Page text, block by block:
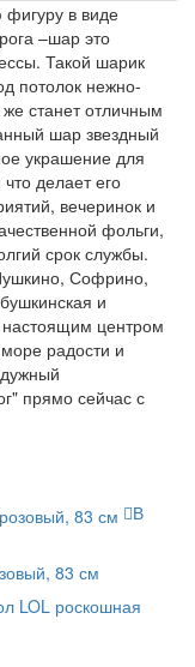
в виде
–шар это
Такой шарик
потолок нежно-
же станет отличным
шар звездный
украшение для
делает его
вечеринок и
фольги,
срок службы.
Софрино,
и
центром
радости и
прямо сейчас с
В
83 см